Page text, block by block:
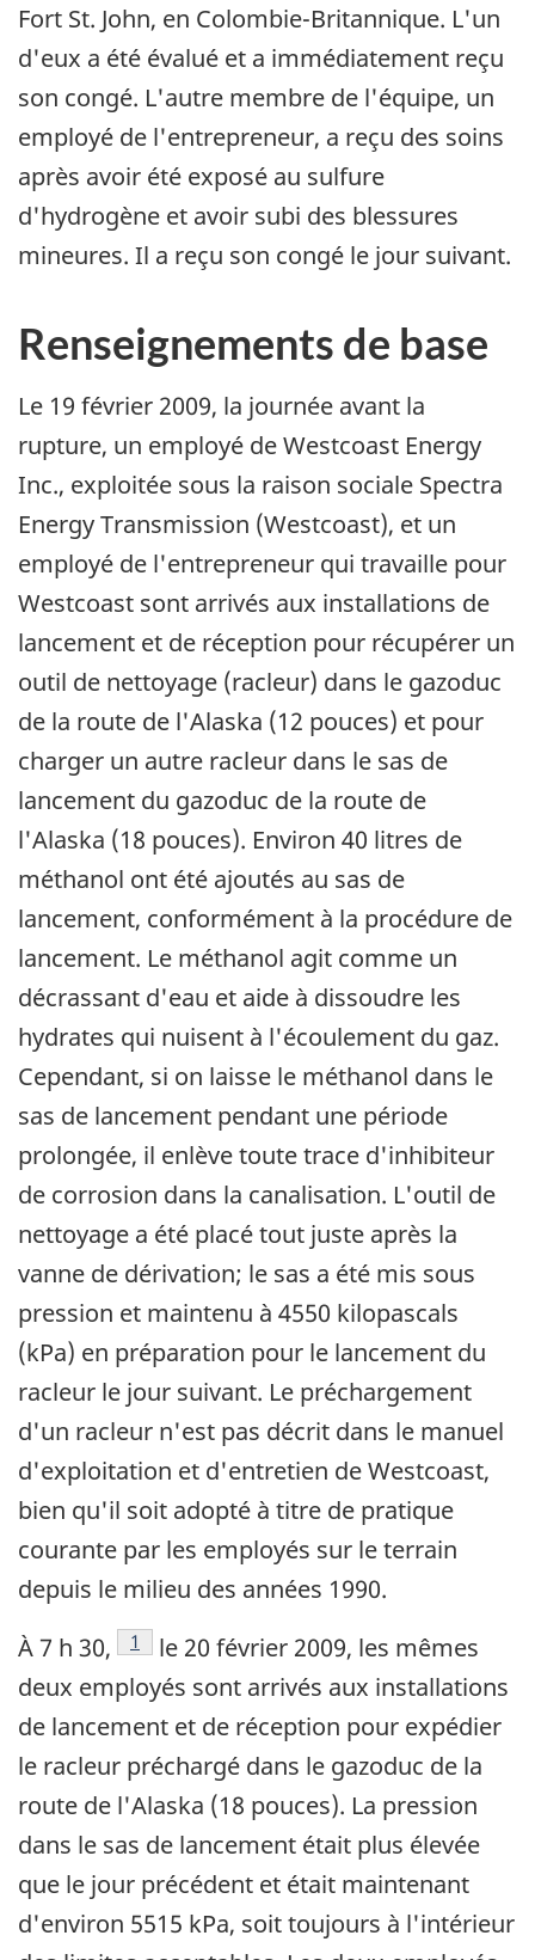
Fort St. John, en Colombie-Britannique. L'un
d'eux a été évalué et a immédiatement reçu
son congé. L'autre membre de l'équipe, un
employé de l'entrepreneur, a reçu des soins
après avoir été exposé au sulfure
d'hydrogène et avoir subi des blessures
mineures. Il a reçu son congé le jour suivant.
Renseignements de base
Le 19 février 2009, la journée avant la
rupture, un employé de Westcoast Energy
Inc., exploitée sous la raison sociale Spectra
Energy Transmission (Westcoast), et un
employé de l'entrepreneur qui travaille pour
Westcoast sont arrivés aux installations de
lancement et de réception pour récupérer un
outil de nettoyage (racleur) dans le gazoduc
de la route de l'Alaska (12 pouces) et pour
charger un autre racleur dans le sas de
lancement du gazoduc de la route de
l'Alaska (18 pouces). Environ 40 litres de
méthanol ont été ajoutés au sas de
lancement, conformément à la procédure de
lancement. Le méthanol agit comme un
décrassant d'eau et aide à dissoudre les
hydrates qui nuisent à l'écoulement du gaz.
Cependant, si on laisse le méthanol dans le
sas de lancement pendant une période
prolongée, il enlève toute trace d'inhibiteur
de corrosion dans la canalisation. L'outil de
nettoyage a été placé tout juste après la
vanne de dérivation; le sas a été mis sous
pression et maintenu à 4550 kilopascals
(kPa) en préparation pour le lancement du
racleur le jour suivant. Le préchargement
d'un racleur n'est pas décrit dans le manuel
d'exploitation et d'entretien de Westcoast,
bien qu'il soit adopté à titre de pratique
courante par les employés sur le terrain
depuis le milieu des années 1990.
À 7 h 30,
Note de bas de page
1
le 20 février 2009, les mêmes
deux employés sont arrivés aux installations
de lancement et de réception pour expédier
le racleur préchargé dans le gazoduc de la
route de l'Alaska (18 pouces). La pression
dans le sas de lancement était plus élevée
que le jour précédent et était maintenant
d'environ 5515 kPa, soit toujours à l'intérieur